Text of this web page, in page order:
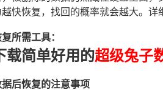
快恢复，找回的概率就会越大。
所需工具：
载简单好用的超级兔子
后恢复的注意事项